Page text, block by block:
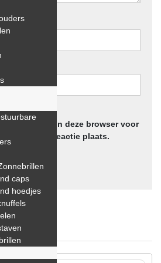
site opslaan in deze browser voor
ik een reactie plaats.
caps
hoedjes